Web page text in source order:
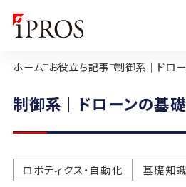
ホーム お役立ち記事 制御系｜ドロ
制御系｜ドローンの基礎
ロボティクス・自動化 基礎知識